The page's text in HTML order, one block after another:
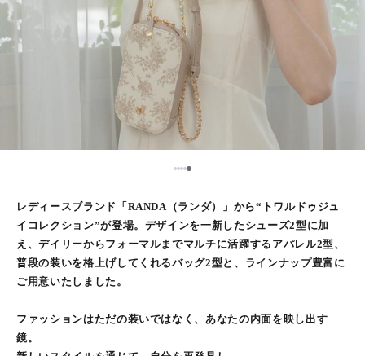
1234
レディースブランド「RANDA（ランダ）」から“トワルドゥジュ
イコレクション”が登場。デザインを一新したシューズ2型に加
え、デイリーからフォーマルまでマルチに活躍するアパレル2型、
普段の装いを格上げしてくれるバッグ2型と、ラインナップ豊富に
ご用意いたしました。
ファッションはただの装いではなく、あなたの内面を映し出す
鏡。